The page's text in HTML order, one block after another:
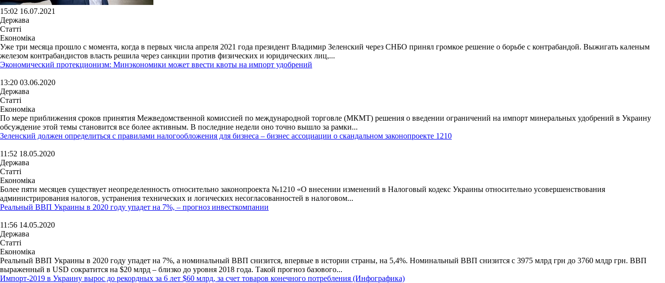
15:02 16.07.2021
Держава
Статті
Економіка
Уже три месяца прошло с момента, когда в первых числа апреля 2021 года президент Владимир Зеленский через СНБО принял громкое решение о борьбе с контрабандой. Выжигать каленым
железом контрабандистов власть решила через санкции против физических и юридических лиц,...
Экономический протекционизм: Минэкономики может ввести квоты на импорт удобрений
13:20 03.06.2020
Держава
Статті
Економіка
По мере приближения сроков принятия Межведомственной комиссией по международной торговле (МКМТ) решения о введении ограничений на импорт минеральных удобрений в Украину
обсуждение этой темы становится все более активным. В последние недели оно точно вышло за рамки...
Зеленский должен определиться с правилами налогообложения для бизнеса – бизнес ассоциации о скандальном законопроекте 1210
11:52 18.05.2020
Держава
Статті
Економіка
Более пяти месяцев существует неопределенность относительно законопроекта №1210 «О внесении изменений в Налоговый кодекс Украины относительно усовершенствования
администрирования налогов, устранения технических и логических несогласованностей в налоговом...
Реальный ВВП Украины в 2020 году упадет на 7%, – прогноз инвесткомпании
11:56 14.05.2020
Держава
Статті
Економіка
Реальный ВВП Украины в 2020 году упадет на 7%, а номинальный ВВП снизится, впервые в истории страны, на 5,4%. Номинальный ВВП снизится с 3975 млрд грн до 3760 млдр грн. ВВП
выраженный в USD сократится на $20 млрд – близко до уровня 2018 года. Такой прогноз базового...
Импорт-2019 в Украину вырос до рекордных за 6 лет $60 млрд, за счет товаров конечного потребления (Инфографика)